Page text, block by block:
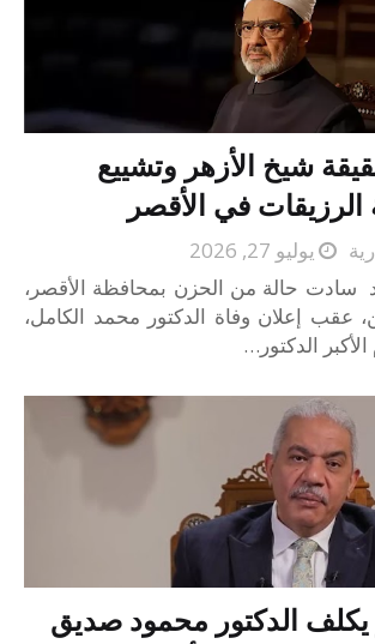
شيخ الأزهر وتشييع
الرزيقات في الأقصر
يوليو 27, 2026
حالة من الحزن بمحافظة الأقصر،
عقب إعلان وفاة الدكتور محمد الكامل،
الدكتور…
يكلف الدكتور محمود صديق